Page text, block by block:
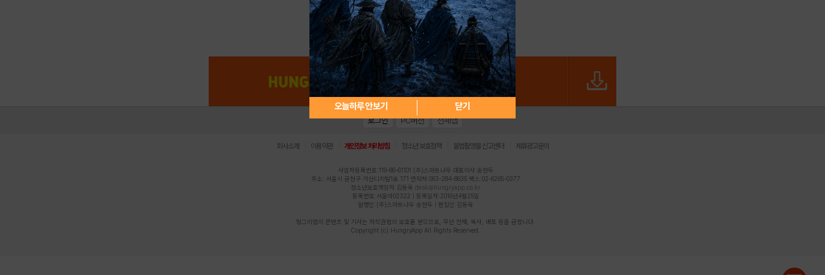
아이디 / 비밀번호 찾기 회원가입
오늘하루 안보기 닫기
로그인 PC버전 전체앱
회사소개 이용약관 개인정보 처리방침 청소년 보호정책 불법촬영물 신고센터 제휴광고문의
사업자등록번호:119-86-61101 (주)스마트나우 대표이사:송현두
주소: 서울시 금천구 가산디지털1로 171 연락처:063-284-8635 팩스:02-6265-0377
청소년보호책임자:김동욱 desk@hungryapp.co.kr
등록번호:서울아02322 | 등록일자:2016년4월25일
발행인:(주)스마트나우 송현두 | 편집인:김동욱
헝그리앱의 콘텐츠 및 기사는 저작권법의 보호를 받으므로, 무단 전재, 복사, 배포 등을 금합니다.
Copyright (c) HungryApp All Rights Reserved.